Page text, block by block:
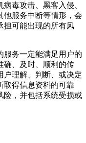
毒攻击、黑客入侵、
他服务中断等情形，会
担可能出现的所有风
服务一定能满足用户的
确、及时、顺利的传
户理解、判断、或决定
取得信息资料的可靠
险，并包括系统受损或